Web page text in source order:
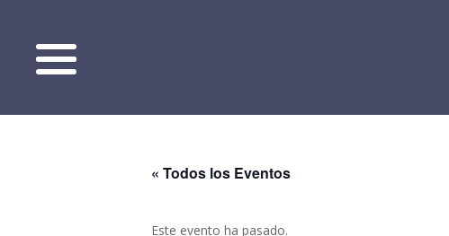
« Todos los Eventos
Este evento ha pasado.